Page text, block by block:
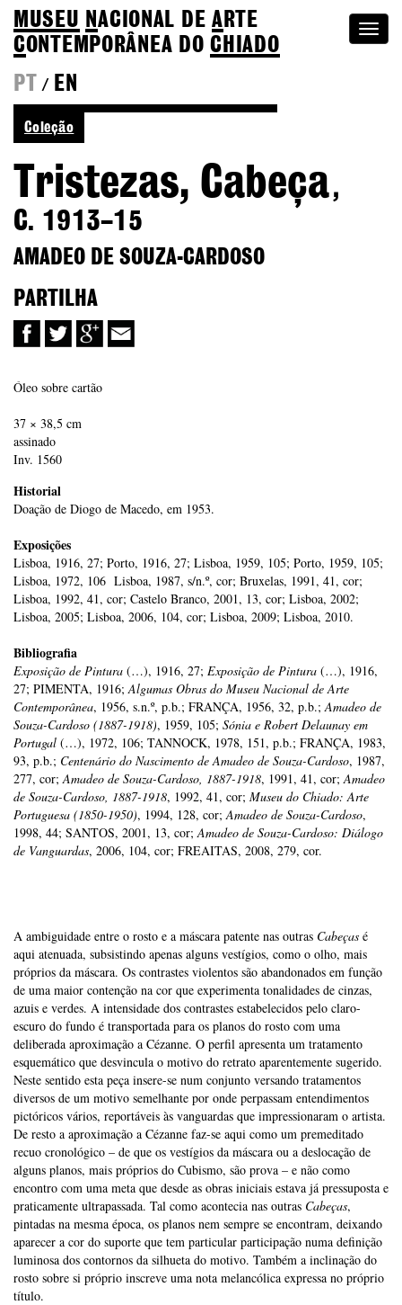
MUSEU NACIONAL DEA RTE
CONTEMPORÂNEA DOCHIADO
PT
/ EN
Coleção
Tristezas, Cabeça,
C. 1913–15
AMADEO DE SOUZA-CARDOSO
PARTILHA
Óleo sobre cartão
37 × 38,5 cm
assinado
Inv. 1560
Historial
Doação de Diogo de Macedo, em 1953.
Exposições
Lisboa, 1916, 27; Porto, 1916, 27; Lisboa, 1959, 105; Porto, 1959, 105;
Lisboa, 1972, 106 Lisboa, 1987, s/n.º, cor; Bruxelas, 1991, 41, cor;
Lisboa, 1992, 41, cor; Castelo Branco, 2001, 13, cor; Lisboa, 2002;
Lisboa, 2005; Lisboa, 2006, 104, cor; Lisboa, 2009; Lisboa, 2010.
Bibliografia
Exposição de Pintura (…), 1916, 27; Exposição de Pintura (…), 1916,
27; PIMENTA, 1916;Algumas Obras do Museu Nacional de Arte
Contemporânea, 1956, s.n.º, p.b.; FRANÇA, 1956, 32, p.b.;Amadeo de
Souza-Cardoso (1887-1918), 1959, 105; Sónia e Robert Delaunay em
Portugal (…), 1972, 106; TANNOCK, 1978, 151, p.b.; FRANÇA, 1983,
93, p.b.; Centenário do Nascimento de Amadeo de Souza-Cardoso, 1987,
277, cor;Amadeo de Souza-Cardoso, 1887-1918, 1991, 41, cor;Amadeo
de Souza-Cardoso, 1887-1918, 1992, 41, cor; Museu do Chiado: Arte
Portuguesa (1850-1950), 1994, 128, cor;Amadeo de Souza-Cardoso,
1998, 44; SANTOS, 2001, 13, cor; Amadeo de Souza-Cardoso: Diálogo
de Vanguardas, 2006, 104, cor; FREAITAS, 2008, 279, cor.
A ambiguidade entre o rosto e a máscara patente nas outras Cabeças é
aqui atenuada, subsistindo apenas alguns vestígios, como o olho, mais
próprios da máscara. Os contrastes violentos são abandonados em função
de uma maior contenção na cor que experimenta tonalidades de cinzas,
azuis e verdes. A intensidade dos contrastes estabelecidos pelo claro-
escuro do fundo é transportada para os planos do rosto com uma
deliberada aproximação a Cézanne. O perfil apresenta um tratamento
esquemático que desvincula o motivo do retrato aparentemente sugerido.
Neste sentido esta peça insere-se num conjunto versando tratamentos
diversos de um motivo semelhante por onde perpassam entendimentos
pictóricos vários, reportáveis às vanguardas que impressionaram o artista.
De resto a aproximação a Cézanne faz-se aqui como um premeditado
recuo cronológico – de que os vestígios da máscara ou a deslocação de
alguns planos, mais próprios do Cubismo, são prova – e não como
encontro com uma meta que desde as obras iniciais estava já pressuposta e
praticamente ultrapassada. Tal como acontecia nas outras Cabeças,
pintadas na mesma época, os planos nem sempre se encontram, deixando
aparecer a cor do suporte que tem particular participação numa definição
luminosa dos contornos da silhueta do motivo. Também a inclinação do
rosto sobre si próprio inscreve uma nota melancólica expressa no próprio
título.